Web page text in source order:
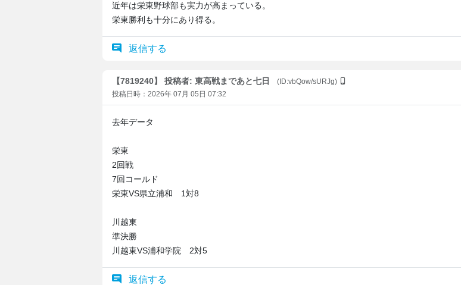
近年は栄東野球部も実力が高まっている。
栄東勝利も十分にあり得る。
返信する
【7819240】 投稿者: 東高戦まであと七日
(ID:vbQow/sURJg)
投稿日時：2026年 07月 05日 07:32
去年データ
栄東
2回戦
7回コールド
栄東VS県立浦和 1対8
川越東
準決勝
川越東VS浦和学院 2対5
返信する